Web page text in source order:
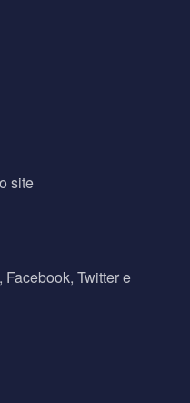
site
Twitter e